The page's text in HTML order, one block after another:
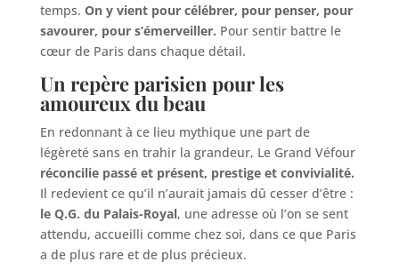
temps. On y vient pour célébrer, pour penser, pour
savourer, pour s’émerveiller. Pour sentir battre le
cœur de Paris dans chaque détail.
Un repère parisien pour les
amoureux du beau
En redonnant à ce lieu mythique une part de
légèreté sans en trahir la grandeur, Le Grand Véfour
réconcilie passé et présent, prestige et convivialité.
Il redevient ce qu’il n’aurait jamais dû cesser d’être :
le Q.G. du Palais-Royal, une adresse où l’on se sent
attendu, accueilli comme chez soi, dans ce que Paris
a de plus rare et de plus précieux.